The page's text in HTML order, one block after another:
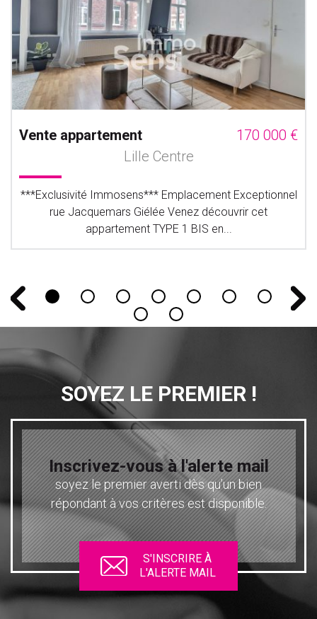
Vente appartement
170 000 €
Lille Centre
***Exclusivité Immosens*** Emplacement Exceptionnel
rue Jacquemars Giélée Venez découvrir cet
appartement TYPE 1 BIS en...
SOYEZ LE PREMIER !
Inscrivez-vous à l'alerte mail
soyez le premier averti dès qu’un bien
répondant à vos critères est disponible.
S'INSCRIRE À
L'ALERTE MAIL